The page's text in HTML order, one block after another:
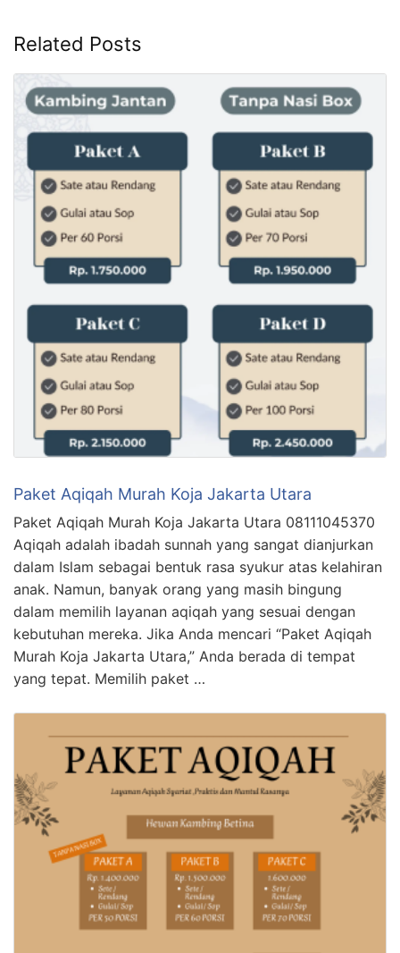
Related Posts
Paket Aqiqah Murah Koja Jakarta Utara
Paket Aqiqah Murah Koja Jakarta Utara 08111045370
Aqiqah adalah ibadah sunnah yang sangat dianjurkan
dalam Islam sebagai bentuk rasa syukur atas kelahiran
anak. Namun, banyak orang yang masih bingung
dalam memilih layanan aqiqah yang sesuai dengan
kebutuhan mereka. Jika Anda mencari “Paket Aqiqah
Murah Koja Jakarta Utara,” Anda berada di tempat
yang tepat. Memilih paket …